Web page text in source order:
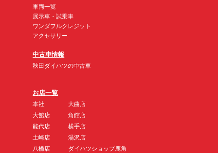
車両一覧
展示車・試乗車
ワンダフルクレジット
アクセサリー
中古車情報
秋田ダイハツの中古車
お店一覧
本社
大館店
能代店
土崎店
八橋店
大曲店
角館店
横手店
湯沢店
ダイハツショップ鹿角